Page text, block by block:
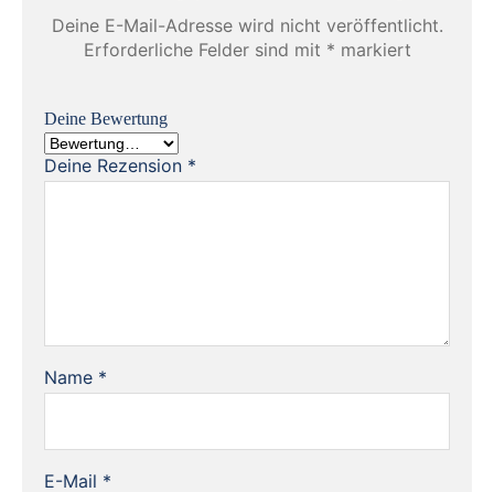
Deine E-Mail-Adresse wird nicht veröffentlicht.
Erforderliche Felder sind mit * markiert
Deine Bewertung
Deine Rezension *
Name *
E-Mail *